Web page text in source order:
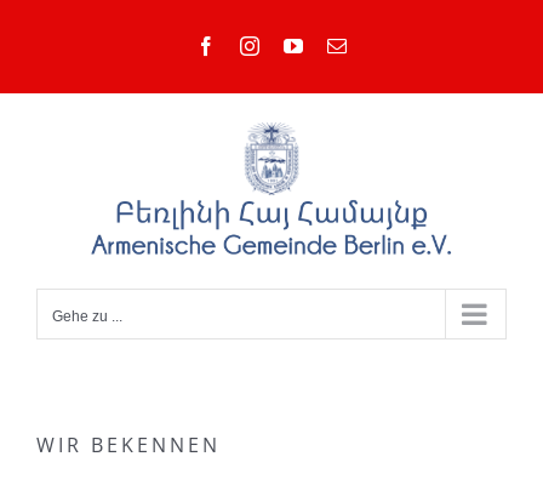
FacebookInstagramYouTube
E-
Gehe zu ...
WIR BEKENNEN